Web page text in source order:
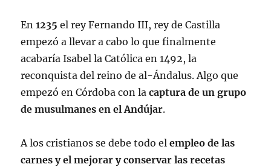
En1235el rey Fernando III, rey de Castilla
empezó a llevar a cabo lo que finalmente
acabaría Isabel la Católica en 1492, la
reconquista del reino de al-Ándalus. Algo que
empezó en Córdoba con lacaptura de un grupo
de musulmanes en el Andújar.
A los cristianos se debe todo el empleo de las
carnes y el mejorar y conservar las recetas